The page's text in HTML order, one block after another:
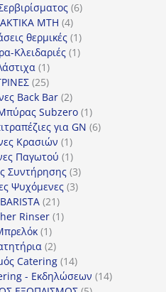
προϊόν
66
MTH 44
προϊόντα
θερμικές 11
προϊόν
Κλειδαριές 11
11
προϊόν
2525
προϊόντα
Back Bar 22
προϊόντα
Subzero 11
προϊόν
για GN 66
Κρασιών 11
προϊόν
Παγωτού 11
προϊόν
Συντήρησης 33
προϊόντα
Ψυχόμενες 33
2121
προϊόντα
Rinser 11
11
προϊόν
22
προϊόντα
Catering 1414
προϊόντα
- Εκδηλώσεων 1414